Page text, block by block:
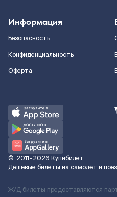
Информация
Безопасность
Конфиденциальность
Оферта
© 2011–2026 Купибилет
Дешёвые билеты на самолёт и
Ж/Д билеты предоставляются